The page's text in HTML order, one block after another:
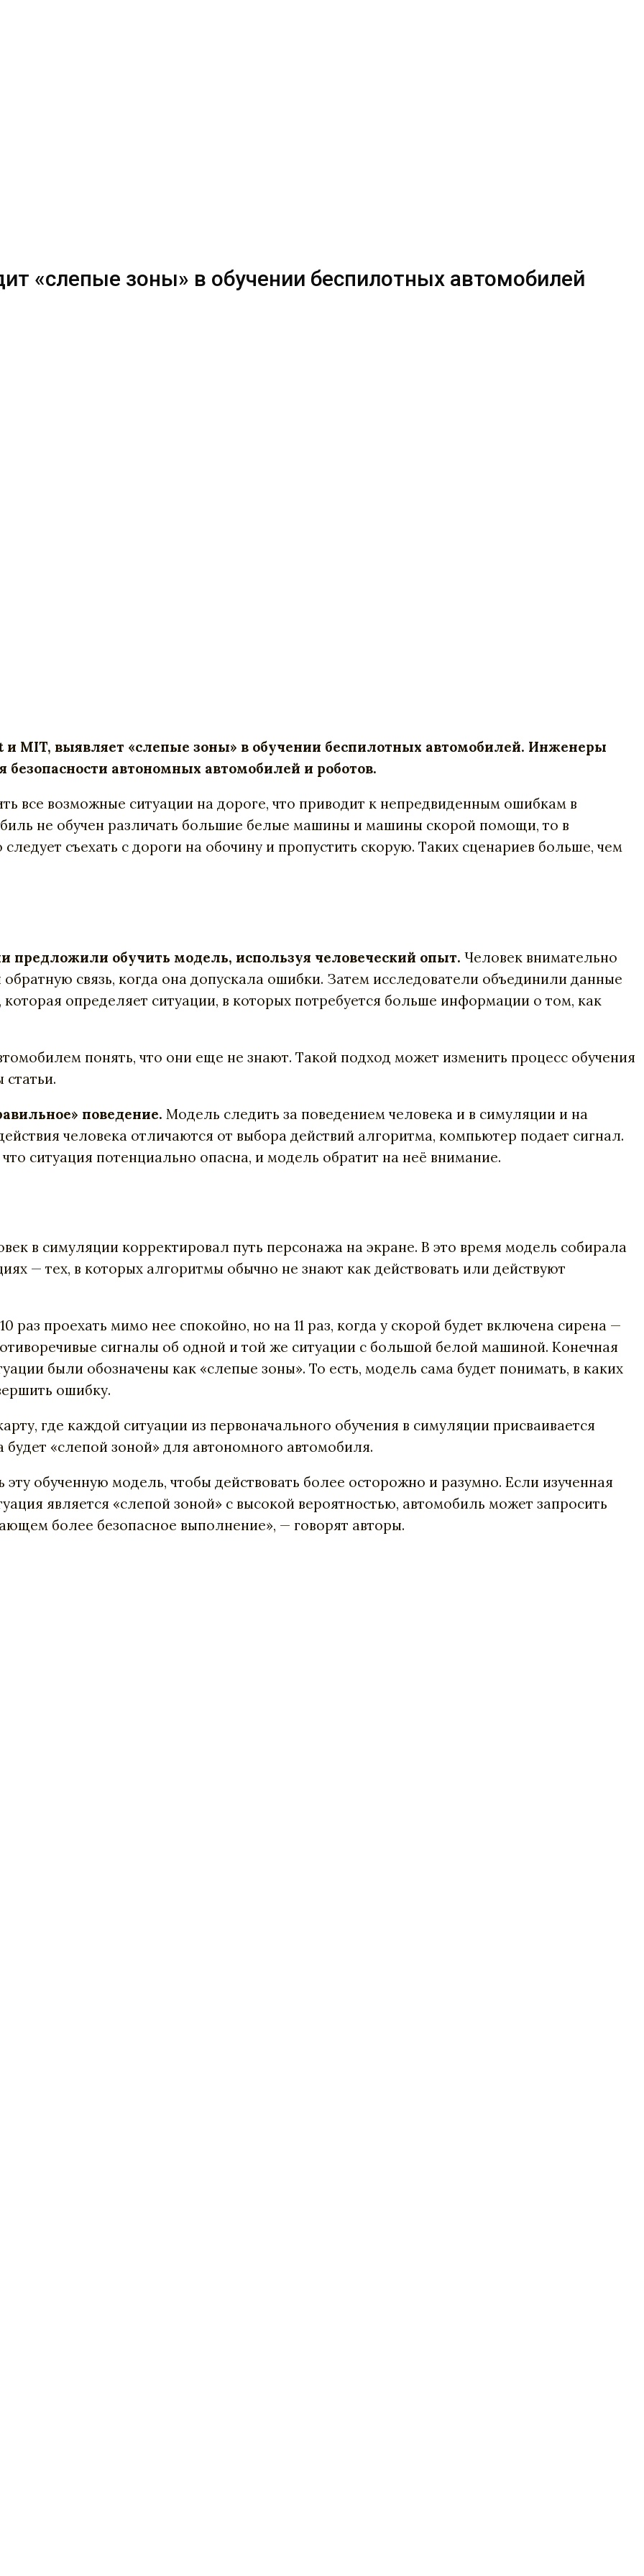
«слепые зоны» в обучении беспилотных автомобилей
и MIT, выявляет «слепые зоны» в обучении беспилотных автомобилей. Инженеры
автономных автомобилей и роботов.
все возможные ситуации на дороге, что приводит к непредвиденным ошибкам в
не обучен различать большие белые машины и машины скорой помощи, то в
съехать с дороги на обочину и пропустить скорую. Таких сценариев больше, чем
предложили обучить модель, используя человеческий опыт. Человек внимательно
связь, когда она допускала ошибки. Затем исследователи объединили данные
определяет ситуации, в которых потребуется больше информации о том, как
понять, что они еще не знают. Такой подход может изменить процесс обучения
поведение. Модель следить за поведением человека и в симуляции и на
человека отличаются от выбора действий алгоритма, компьютер подает сигнал.
ситуация потенциально опасна, и модель обратит на неё внимание.
в симуляции корректировал путь персонажа на экране. В это время модель собирала
— тех, в которых алгоритмы обычно не знают как действовать или действуют
проехать мимо нее спокойно, но на 11 раз, когда у скорой будет включена сирена —
сигналы об одной и той же ситуации с большой белой машиной. Конечная
были обозначены как «слепые зоны». То есть, модель сама будет понимать, в каких
ошибку.
где каждой ситуации из первоначального обучения в симуляции присваивается
будет «слепой зоной» для автономного автомобиля.
обученную модель, чтобы действовать более осторожно и разумно. Если изученная
является «слепой зоной» с высокой вероятностью, автомобиль может запросить
более безопасное выполнение», — говорят авторы.